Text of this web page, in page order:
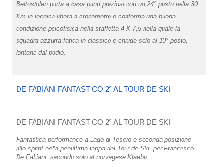
Beitostolen porta a casa punti preziosi con un 24° posto nella 30
Km in tecnica libera a cronometro e conferma una buona
condizione psicofisica nella staffetta 4 X 7,5 nella quale la
squadra azzurra fatica in classico e chiude solo al 10° posto,
lontana dal podio.
DE FABIANI FANTASTICO 2° AL TOUR DE SKI
DE FABIANI FANTASTICO 2° AL TOUR DE SKI
Fantastica performance a Lago di Tesero e seconda posizione
allo sprint nella penultima tappa del Tour de Ski, per Francesco
De Fabiani, secondo solo al norvegese Klaebo.